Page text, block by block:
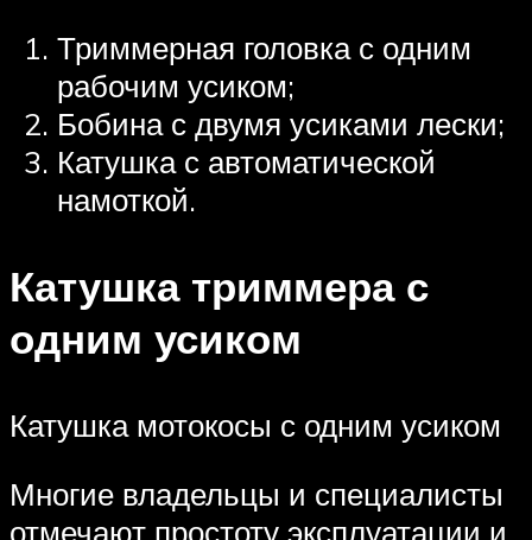
Триммерная головка с одним
рабочим усиком;
Бобина с двумя усиками лески;
Катушка с автоматической
намоткой.
Катушка триммера с
одним усиком
Катушка мотокосы с одним усиком
Многие владельцы и специалисты
отмечают простоту эксплуатации и